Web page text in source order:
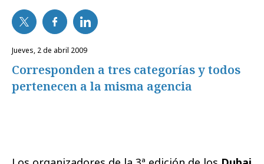
jueves, 2 de abril 2009
Corresponden a tres categorías y todos
pertenecen a la misma agencia